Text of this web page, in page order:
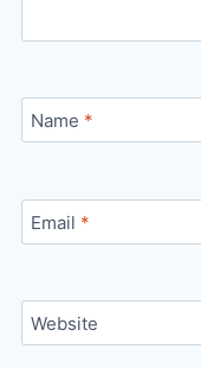
Name *
Email *
Website